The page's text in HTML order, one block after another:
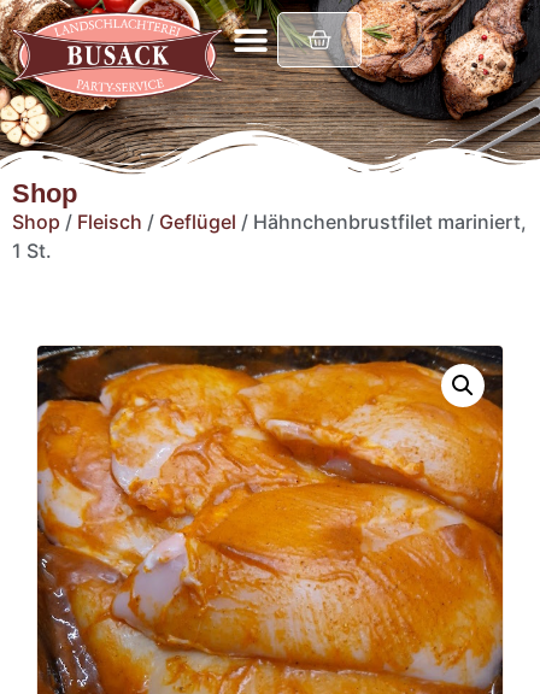
Shop
Shop / Fleisch / Geflügel / Hähnchenbrustfilet mariniert,
1 St.